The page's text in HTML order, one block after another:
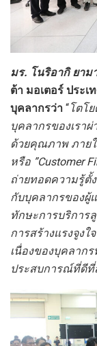
มร. โนริอากิ ยาม
ต้า มอเตอร์ ประเ
บุคลากรว่า “โตโ
บุคลากรของเรา
ด้วยคุณภาพ ภาย
หรือ ”Customer
ถ่ายทอดความรู้ตั้
กับบุคลากรของผู้
ทักษะการบริการ
การสร้างแรงจูงใ
เนื่องของบุคลาก
ประสบการณ์ที่ดีที่